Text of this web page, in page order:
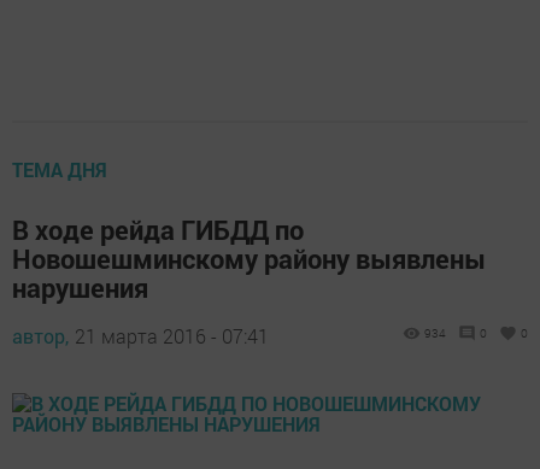
ТЕМА ДНЯ
В ходе рейда ГИБДД по
Новошешминскому району выявлены
нарушения
автор, 21 марта 2016 - 07:41 934 0 0